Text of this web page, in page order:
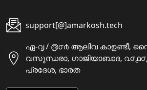
support[@]amarkosh.tech
ഏ-൮ / ൫൦൪ ആലിവ കാഉണ്ടീ,
വസുന്ധരാ, ഗാജിയാബാദ,
പ്രദേശ, ഭാരത